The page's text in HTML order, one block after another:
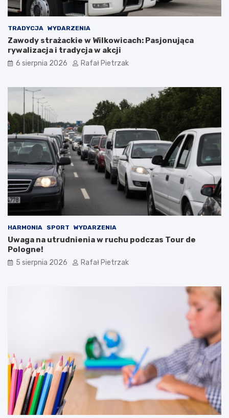
TRADYCJA WYDARZENIA
Zawody strażackie w Wilkowicach: Pasjonująca
rywalizacja i tradycja w akcji
6 sierpnia 2026 Rafał Pietrzak
HARMONIA SPORT WYDARZENIA
Uwaga na utrudnienia w ruchu podczas Tour de
Pologne!
5 sierpnia 2026 Rafał Pietrzak